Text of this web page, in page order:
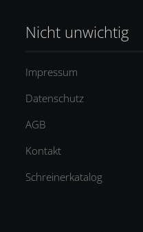
Nicht unwichtig
Impressum
Datenschutz
AGB
Kontakt
Schreinerkatalog